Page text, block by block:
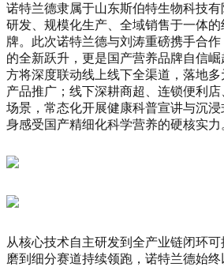
诺特兰德隶属于山东斯伯特生物科技
研发、规模化生产、全域销售于一体
牌。此次诺特兰德与刘涛重磅携手合
的全新跃升，更是国产营养品牌自信
方将深度联动线上线下全渠道，落地
产品推广；线下深耕商超、连锁便利
场景，常态化开展健康科普宣讲与沉
身感受国产精细化科学营养的硬核实力
从核心技术自主研发到全产业链闭环
磨到细分赛道持续领跑，诺特兰德始